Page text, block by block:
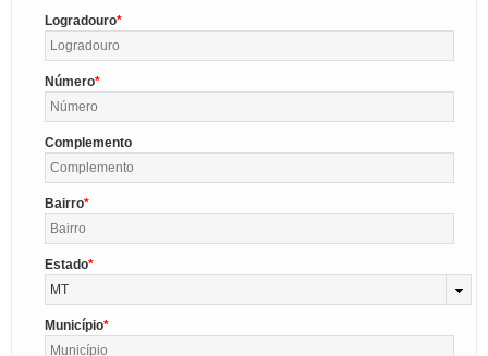
Logradouro
Número
Complemento
Bairro
Estado
MT
Município